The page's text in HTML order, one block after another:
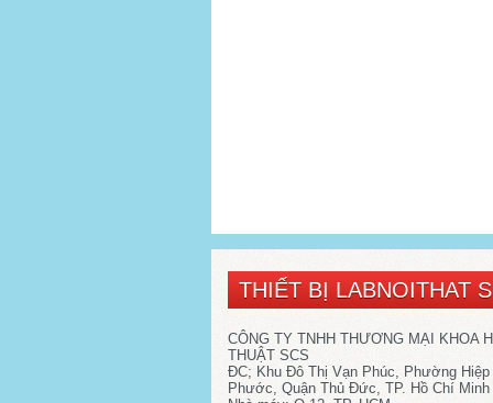
THIẾT BỊ LABNOITHAT
CÔNG TY TNHH THƯƠNG MẠI KHOA
THUẬT SCS
ĐC; Khu Đô Thị Vạn Phúc, Phường Hiệp
Phước, Quận Thủ Đức, TP. Hồ Chí Minh